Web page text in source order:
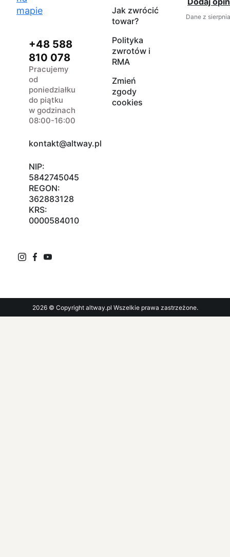
mapie
+48 588
810 078
Pracujemy
od
poniedziałku
do piątku
w godzinach
08:00-16:00
kontakt@altway.pl
NIP:
5842745045
REGON:
362883128
KRS:
0000584010
Jak zwrócić
towar?
Polityka
zwrotów i
RMA
Zmień
zgody
cookies
Dane z